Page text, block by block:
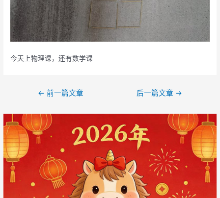
今天上物理课，还有数学课
导
航
← 前一篇文章 后一篇文章 →